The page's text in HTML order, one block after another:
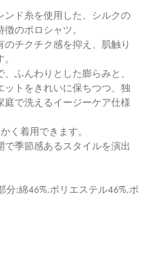
ド糸を使用した、シルクの
のポロシャツ。
チクチク感を抑え、肌触り
ふんわりとした膨らみと、
トをきれいに保ちつつ、独
で洗えるイージーケア仕様
く着用できます。
季節感あるスタイルを演出
:綿46%,ポリエステル46%,ポ